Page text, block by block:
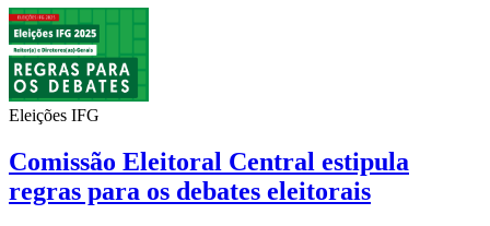
Eleições IFG
Comissão Eleitoral Central estipula
regras para os debates eleitorais